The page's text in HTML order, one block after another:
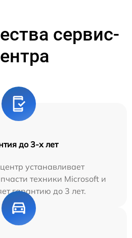
сервис-
до 3-х лет
устанавливает
техники Microsoft и
гарантию до 3 лет.